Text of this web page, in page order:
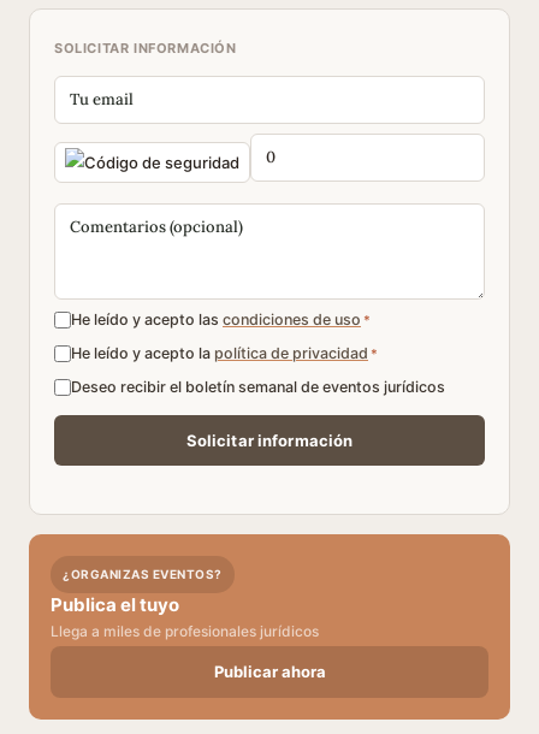
SOLICITAR INFORMACIÓN
He leído y acepto las condiciones de uso *
He leído y acepto la política de privacidad *
Deseo recibir el boletín semanal de eventos jurídicos
¿ORGANIZAS EVENTOS?
Publica el tuyo
Llega a miles de profesionales jurídicos
Publicar ahora